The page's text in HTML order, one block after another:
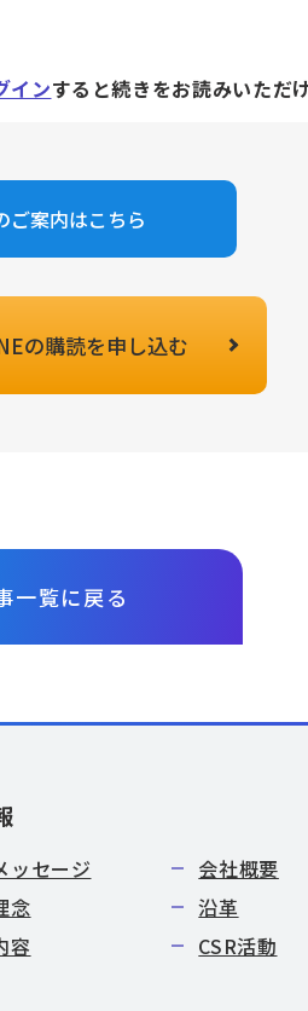
インすると続きをお読みいただけ
ご案内はこちら
の購読を申し込む
一覧に戻る
ッセージ
会社概要
念
沿革
容
CSR活動